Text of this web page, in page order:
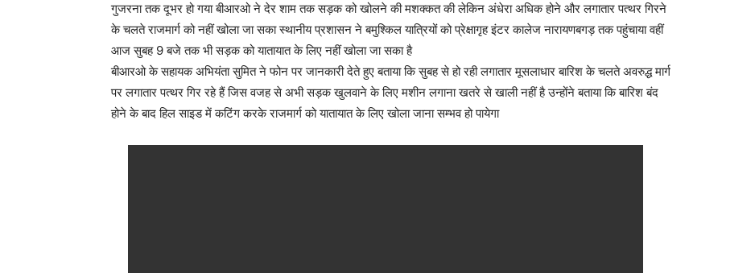
गुजरना तक दूभर हो गया बीआरओ ने देर शाम तक सड़क को खोलने की मशक्कत की लेकिन अंधेरा अधिक होने और लगातार पत्थर गिरने
के चलते राजमार्ग को नहीं खोला जा सका स्थानीय प्रशासन ने बमुश्किल यात्रियों को प्रेक्षागृह इंटर कालेज नारायणबगड़ तक पहुंचाया वहीं
आज सुबह 9 बजे तक भी सड़क को यातायात के लिए नहीं खोला जा सका है
बीआरओ के सहायक अभियंता सुमित ने फोन पर जानकारी देते हुए बताया कि सुबह से हो रही लगातार मूसलाधार बारिश के चलते अवरुद्ध मार्ग
पर लगातार पत्थर गिर रहे हैं जिस वजह से अभी सड़क खुलवाने के लिए मशीन लगाना खतरे से खाली नहीं है उन्होंने बताया कि बारिश बंद
होने के बाद हिल साइड में कटिंग करके राजमार्ग को यातायात के लिए खोला जाना सम्भव हो पायेगा